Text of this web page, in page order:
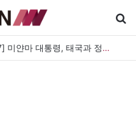
[아시아라운드업 20260807] 미얀마 대통령, 태국과 정상회담…아세안 관계개선 모색